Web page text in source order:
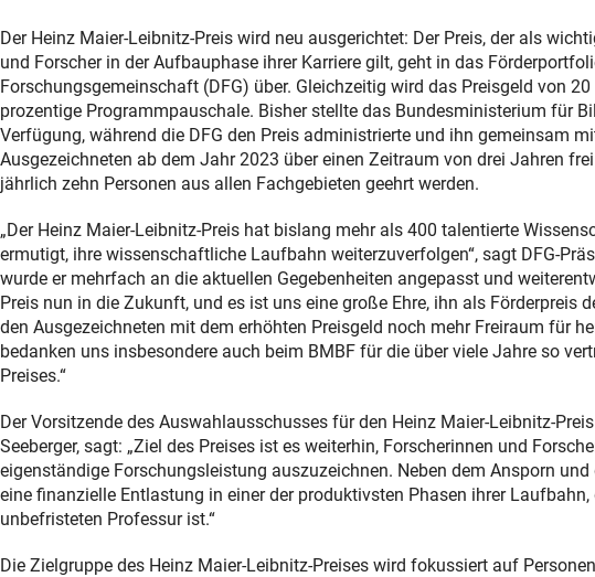
Der Heinz Maier-Leibnitz-Preis wird neu ausgerichtet: Der Preis, der als
und Forscher in der Aufbauphase ihrer Karriere gilt, geht in das
Forschungsgemeinschaft (DFG) über. Gleichzeitig wird das Preisgeld von
prozentige Programmpauschale. Bisher stellte das Bundesministerium für
Verfügung, während die DFG den Preis administrierte und ihn gemeinsam
Ausgezeichneten ab dem Jahr 2023 über einen Zeitraum von drei Jahren
jährlich zehn Personen aus allen Fachgebieten geehrt werden.
„Der Heinz Maier-Leibnitz-Preis hat bislang mehr als 400 talentierte
ermutigt, ihre wissenschaftliche Laufbahn weiterzuverfolgen“, sagt DFG-
wurde er mehrfach an die aktuellen Gegebenheiten angepasst und
Preis nun in die Zukunft, und es ist uns eine große Ehre, ihn als Förderpreis
den Ausgezeichneten mit dem erhöhten Preisgeld noch mehr Freiraum für
bedanken uns insbesondere auch beim BMBF für die über viele Jahre so
Preises.“
Der Vorsitzende des Auswahlausschusses für den Heinz Maier-Leibnitz-
Seeberger, sagt: „Ziel des Preises ist es weiterhin, Forscherinnen und
eigenständige Forschungsleistung auszuzeichnen. Neben dem Ansporn
eine finanzielle Entlastung in einer der produktivsten Phasen ihrer
unbefristeten Professur ist.“
Die Zielgruppe des Heinz Maier-Leibnitz-Preises wird fokussiert auf